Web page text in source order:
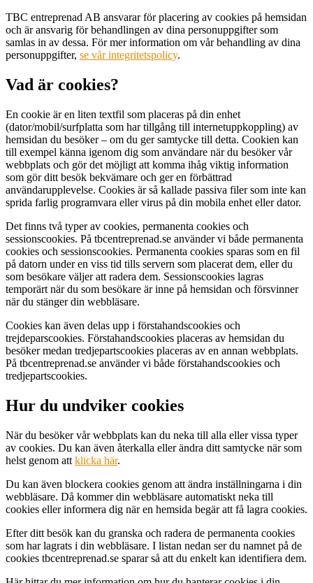
TBC entreprenad AB ansvarar för placering av cookies på hemsidan
och är ansvarig för behandlingen av dina personuppgifter som
samlas in av dessa. För mer information om vår behandling av dina
personuppgifter, se vår integritetspolicy.
Vad är cookies?
En cookie är en liten textfil som placeras på din enhet
(dator/mobil/surfplatta som har tillgång till internetuppkoppling) av
hemsidan du besöker – om du ger samtycke till detta. Cookien kan
till exempel känna igenom dig som användare när du besöker vår
webbplats och gör det möjligt att komma ihåg viktig information
som gör ditt besök bekvämare och ger en förbättrad
användarupplevelse. Cookies är så kallade passiva filer som inte kan
sprida farlig programvara eller virus på din mobila enhet eller dator.
Det finns två typer av cookies, permanenta cookies och
sessionscookies. På tbcentreprenad.se använder vi både permanenta
cookies och sessionscookies. Permanenta cookies sparas som en fil
på datorn under en viss tid tills servern som placerat dem, eller du
som besökare väljer att radera dem. Sessionscookies lagras
temporärt när du som besökare är inne på hemsidan och försvinner
när du stänger din webbläsare.
Cookies kan även delas upp i förstahandscookies och
trejdeparscookies. Förstahandscookies placeras av hemsidan du
besöker medan tredjepartscookies placeras av en annan webbplats.
På tbcentreprenad.se använder vi både förstahandscookies och
tredjepartscookies.
Hur du undviker cookies
När du besöker vår webbplats kan du neka till alla eller vissa typer
av cookies. Du kan även återkalla eller ändra ditt samtycke när som
helst genom att klicka här.
Du kan även blockera cookies genom att ändra inställningarna i din
webbläsare. Då kommer din webbläsare automatiskt neka till
cookies eller informera dig när en hemsida begär att få lagra cookies.
Efter ditt besök kan du granska och radera de permanenta cookies
som har lagrats i din webbläsare. I listan nedan ser du namnet på de
cookies tbcentreprenad.se sparar så att du enkelt kan identifiera dem.